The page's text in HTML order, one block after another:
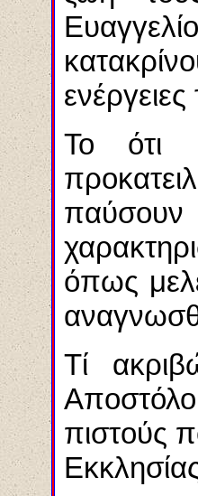
Το ότι
παύσουν
όπως
Τί
πιστούς